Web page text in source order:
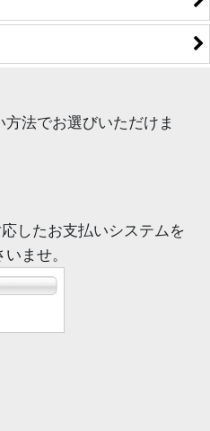
法でお選びいただけま
したお支払いシステムを
ませ。